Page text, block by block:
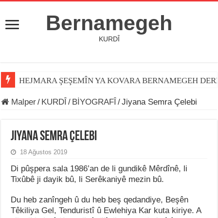
Bernamegeh
KURDÎ
HEJMARA ŞEŞEMÎN YA KOVARA BERNAMEGEH
Malper/ KURDÎ / BİYOGRAFÎ /Jiyana Semra Çelebi
Jiyana Semra Çelebi
18 Ağustos 2019
Di pûşpera sala 1986’an de li gundikê Mêrdînê, li
Tixûbê ji dayik bû, li Serêkaniyê mezin bû.
Du heb zanîngeh û du heb beş qedandiye, Beşên
Têkiliya Gel, Tenduristî û Ewlehiya Kar kuta kiriye. A